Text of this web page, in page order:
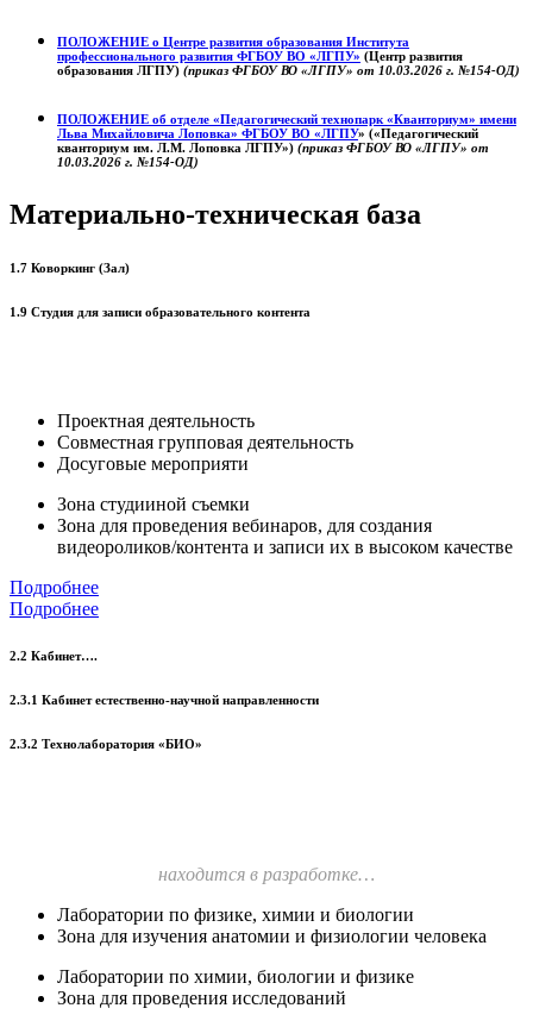
ПОЛОЖЕНИЕ о Центре развития образования Института
профессионального развития ФГБОУ ВО «ЛГПУ» (Центр развития
образования ЛГПУ) (приказ ФГБОУ ВО «ЛГПУ» от 10.03.2026 г. №154-ОД)
ПОЛОЖЕНИЕ об отделе «Педагогический технопарк «Кванториум» имени
Льва Михайловича Лоповка» ФГБОУ ВО «ЛГПУ» («Педагогический
кванториум им. Л.М. Лоповка ЛГПУ») (приказ ФГБОУ ВО «ЛГПУ» от
10.03.2026 г. №154-ОД)
Материально-техническая база
1.7 Коворкинг (Зал)
1.9 Студия для записи образовательного контента
Проектная деятельность
Совместная групповая деятельность
Досуговые мероприяти
Зона студииной съемки
Зона для проведения вебинаров, для создания
видеороликов/контента и записи их в высоком качестве
Подробнее
Подробнее
2.2 Кабинет….
2.3.1 Кабинет естественно-научной направленности
2.3.2 Технолаборатория «БИО»
находится в разработке…
Лаборатории по физике, химии и биологии
Зона для изучения анатомии и физиологии человека
Лаборатории по химии, биологии и физике
Зона для проведения исследований